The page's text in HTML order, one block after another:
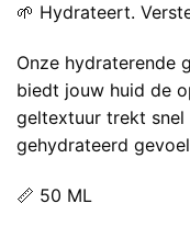
🌱 Hydrateert.
Onze hydraterende
biedt jouw huid de
geltextuur trekt
gehydrateerd
📏 50 ML